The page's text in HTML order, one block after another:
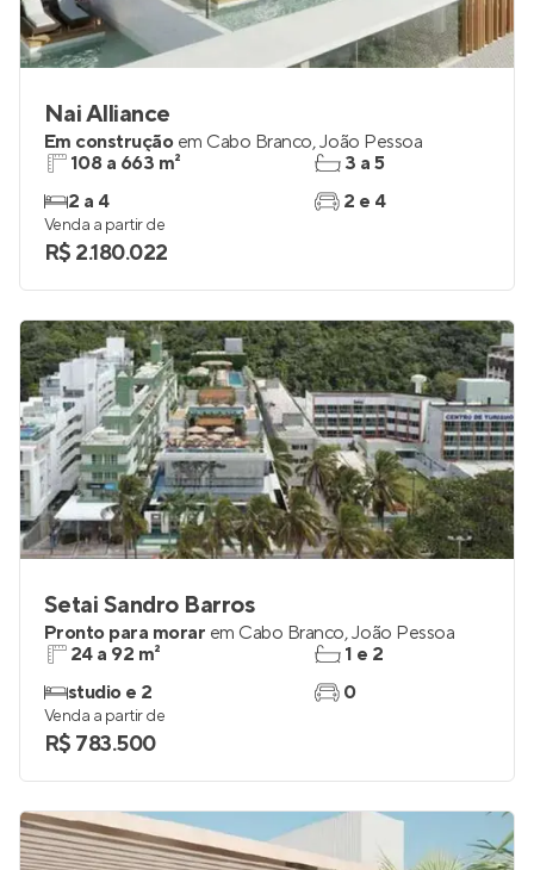
Nai Alliance
Em construção em Cabo Branco,João Pessoa
108 a 663 m²
2 a 4
3 a 5
2 e 4
Venda a partir de
R$ 2.180.022
Setai Sandro Barros
Pronto para morar em Cabo Branco,João Pessoa
24 a 92 m²
studio e 2
1 e 2
0
Venda a partir de
R$ 783.500